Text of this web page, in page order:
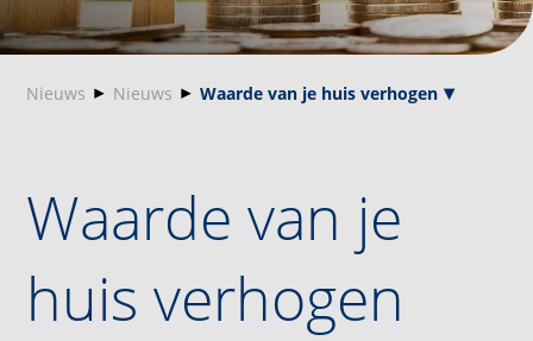
Nieuws Nieuws Waarde van je huis verhogen
Waarde van je
huis verhogen